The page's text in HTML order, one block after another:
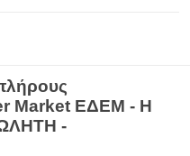
Market ΕΔΕΜ - Η
-